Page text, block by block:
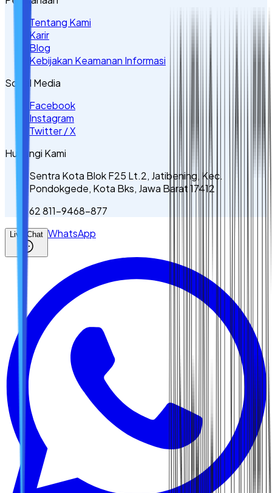
Tentang Kami
Karir
Blog
Kebijakan Keamanan Informasi
Sosial Media
Facebook
Instagram
Twitter / X
Hubungi Kami
Sentra Kota Blok F25 Lt.2, Jatibening, Kec.
Pondokgede, Kota Bks, Jawa Barat 17412
62 811-9468-877
Live Chat WhatsApp